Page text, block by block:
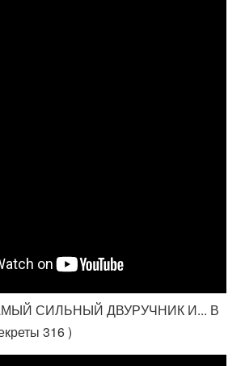
СИЛЬНЫЙ ДВУРУЧНИК И... В
316 )